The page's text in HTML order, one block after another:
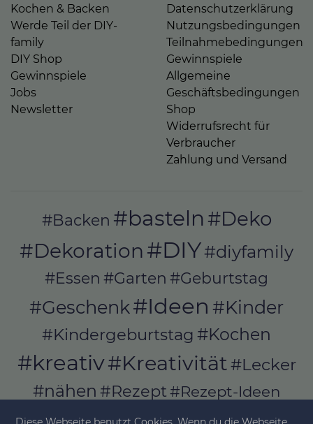
Kochen & Backen
Werde Teil der DIY-
family
DIY Shop
Gewinnspiele
Jobs
Newsletter
Datenschutzerklärung
Nutzungsbedingungen
Teilnahmebedingungen
Gewinnspiele
Allgemeine
Geschäftsbedingungen
Shop
Widerrufsrecht für
Verbraucher
Zahlung und Versand
#Backen #basteln #Deko
#Dekoration #DIY#diyfamily
#Essen #Garten #Geburtstag
#Geschenk#Ideen #Kinder
#Kindergeburtstag #Kochen
#kreativ#Kreativität#Lecker
#nähen #Rezept#Rezept-Ideen
#Rezepte#selber_bauen